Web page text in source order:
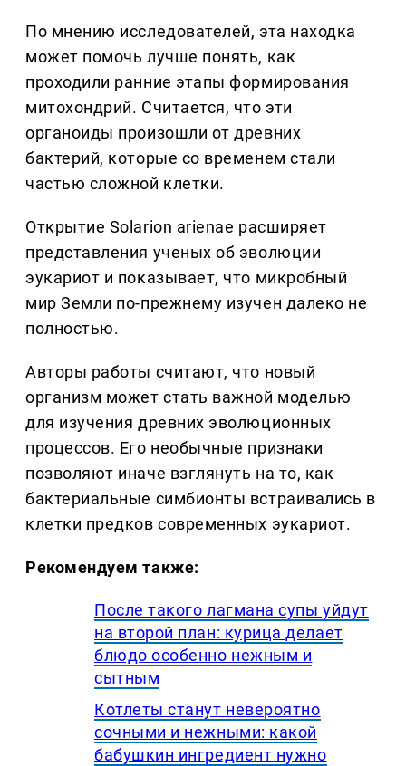
По мнению исследователей, эта находка
может помочь лучше понять, как
проходили ранние этапы формирования
митохондрий. Считается, что эти
органоиды произошли от древних
бактерий, которые со временем стали
частью сложной клетки.
Открытие Solarion arienae расширяет
представления ученых об эволюции
эукариот и показывает, что микробный
мир Земли по-прежнему изучен далеко не
полностью.
Авторы работы считают, что новый
организм может стать важной моделью
для изучения древних эволюционных
процессов. Его необычные признаки
позволяют иначе взглянуть на то, как
бактериальные симбионты встраивались в
клетки предков современных эукариот.
Рекомендуем также:
После такого лагмана супы уйдут
на второй план: курица делает
блюдо особенно нежным и
сытным
Котлеты станут невероятно
сочными и нежными: какой
бабушкин ингредиент нужно